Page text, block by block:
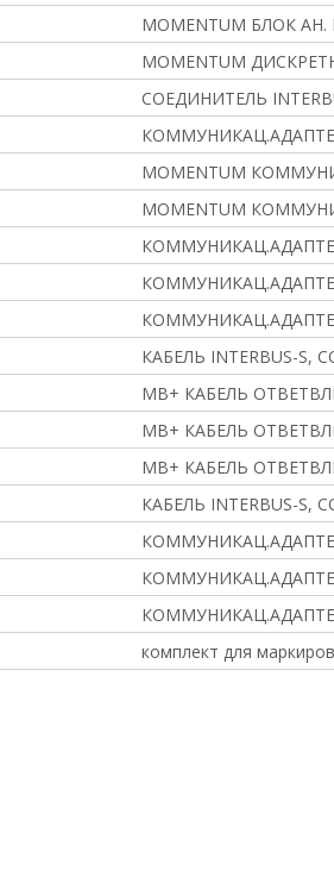
MOMENTUM БЛОК
MOMENTUM
СОЕДИНИТЕЛЬ
MOMENTUM
MOMENTUM
КАБЕЛЬ INTERBUS-S,
MB+ КАБЕЛЬ
MB+ КАБЕЛЬ
MB+ КАБЕЛЬ
КАБЕЛЬ INTERBUS-S,
комплект для